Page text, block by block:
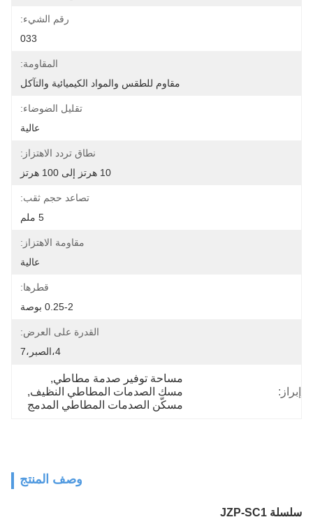
رقم الشيء:
033
المقاومة:
مقاوم للطقس والمواد الكيميائية والتآكل
تقليل الضوضاء:
عالية
نطاق تردد الاهتزاز:
10 هرتز إلى 100 هرتز
تصاعد حجم ثقب:
5 ملم
مقاومة الاهتزاز:
عالية
قطرها:
0.25-2 بوصة
القدرة على العرض:
4،الصبر،7
إبراز:
مساحة توفير صدمة مطاطي ,
مسك الصدمات المطاطي النظيف ,
مسكّن الصدمات المطاطي المدمج
وصف المنتج
سلسلة JZP-SC1